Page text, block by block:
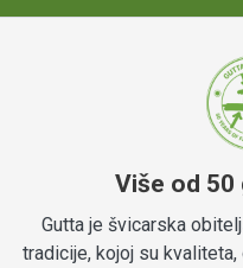
Više od
Gutta je švicarska
tradicije, kojoj su